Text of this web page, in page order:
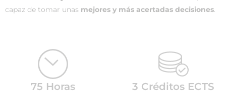
capaz de tomar unas mejores y más acertadas decisiones.
75 Horas 3 Créditos ECTS